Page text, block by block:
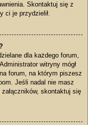
Skontaktuj się z
ci je przydzielił.
dla każdego forum,
witryny mógł
forum, na którym piszesz
Jeśli nadal nie masz
skontaktuj się